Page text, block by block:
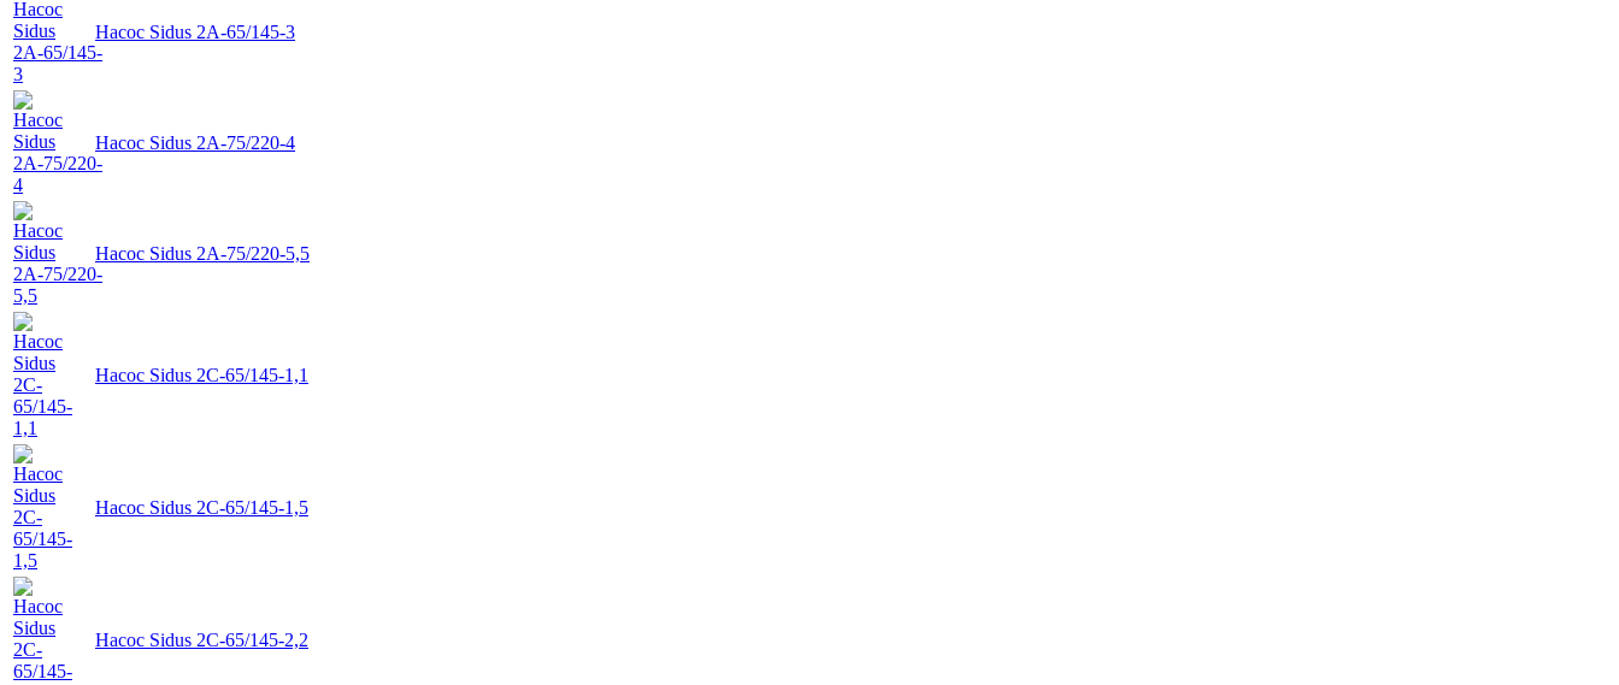
Насос Sidus 2А-65/145-3
Насос Sidus 2А-75/220-4
Насос Sidus 2А-75/220-5,5
Насос Sidus 2C-65/145-1,1
Насос Sidus 2C-65/145-1,5
Насос Sidus 2C-65/145-2,2